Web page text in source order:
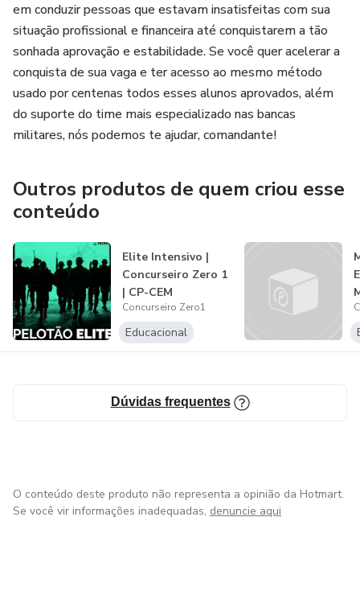
em conduzir pessoas que estavam insatisfeitas com sua
situação profissional e financeira até conquistarem a tão
sonhada aprovação e estabilidade. Se você quer acelerar a
conquista de sua vaga e ter acesso ao mesmo método
usado por centenas todos esses alunos aprovados, além
do suporte do time mais especializado nas bancas
militares, nós podemos te ajudar, comandante!
Outros produtos de quem criou esse
conteúdo
Elite Intensivo |
Concurseiro Zero 1
| CP-CEM
Concurseiro Zero1
Educacional
Dúvidas frequentes
O conteúdo deste produto não representa a opinião da Hotmart.
Se você vir informações inadequadas, denuncie aqui